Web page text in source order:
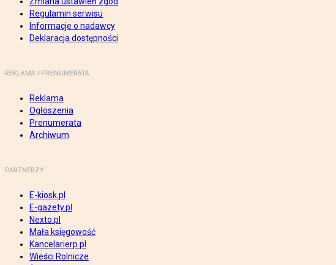
Regulamin serwisu
Informacje o nadawcy
Deklaracja dostępności
REKLAMA I PRENUMERATA
Reklama
Ogłoszenia
Prenumerata
Archiwum
PARTNERZY
E-kiosk.pl
E-gazety.pl
Nexto.pl
Mała księgowość
Kancelarierp.pl
Wieści Rolnicze